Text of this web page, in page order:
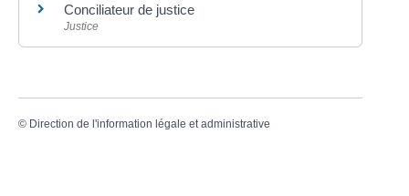
Conciliateur de justice
Justice
© Direction de l'information légale et administrative